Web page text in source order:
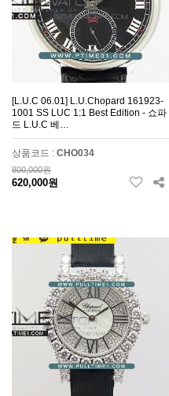
[L.U.C 06.01] L.U.Chopard 161923-
1001 SS LUC 1:1 Best Edition - 쇼파
드 L.U.C 베…
상품코드 : CHO034
800,000원
620,000원